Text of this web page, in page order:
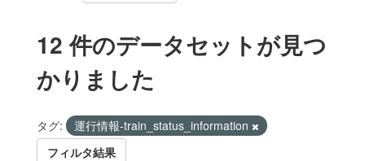
12 件のデータセットが見つ
かりました
タグ:
運行情報-train_status_information
フィルタ結果